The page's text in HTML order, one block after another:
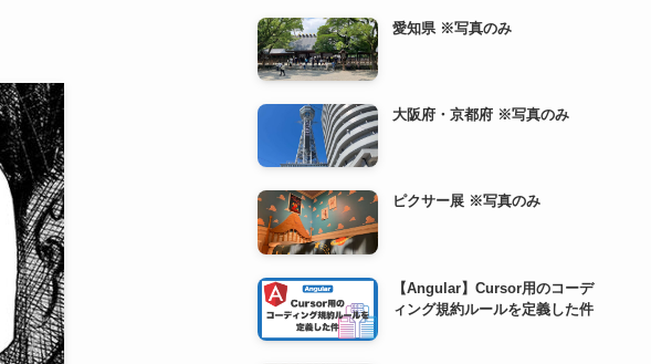
愛知県 ※写真のみ
大阪府・京都府 ※写真のみ
ピクサー展 ※写真のみ
【Angular】Cursor用のコーデ
ィング規約ルールを定義した件